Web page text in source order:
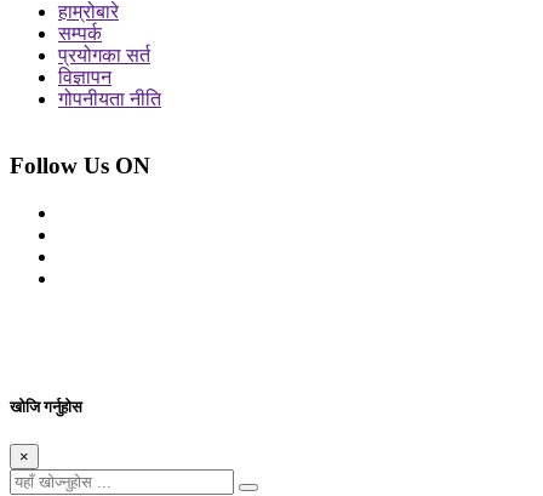
हाम्रोबारे
सम्पर्क
प्रयोगका सर्त
विज्ञापन
गोपनीयता नीति
Follow Us ON
खोजि गर्नुहोस
×